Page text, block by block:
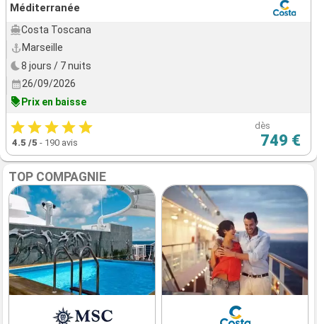
Méditerranée
Costa Toscana
Marseille
8 jours / 7 nuits
26/09/2026
Prix en baisse
4.5 /5 - 190 avis
dès
749 €
TOP COMPAGNIE